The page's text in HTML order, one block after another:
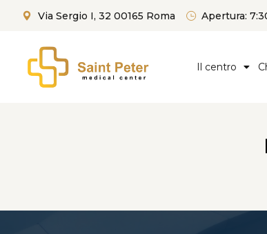
Via Sergio I, 32 00165 Roma Apertura:
Il centro